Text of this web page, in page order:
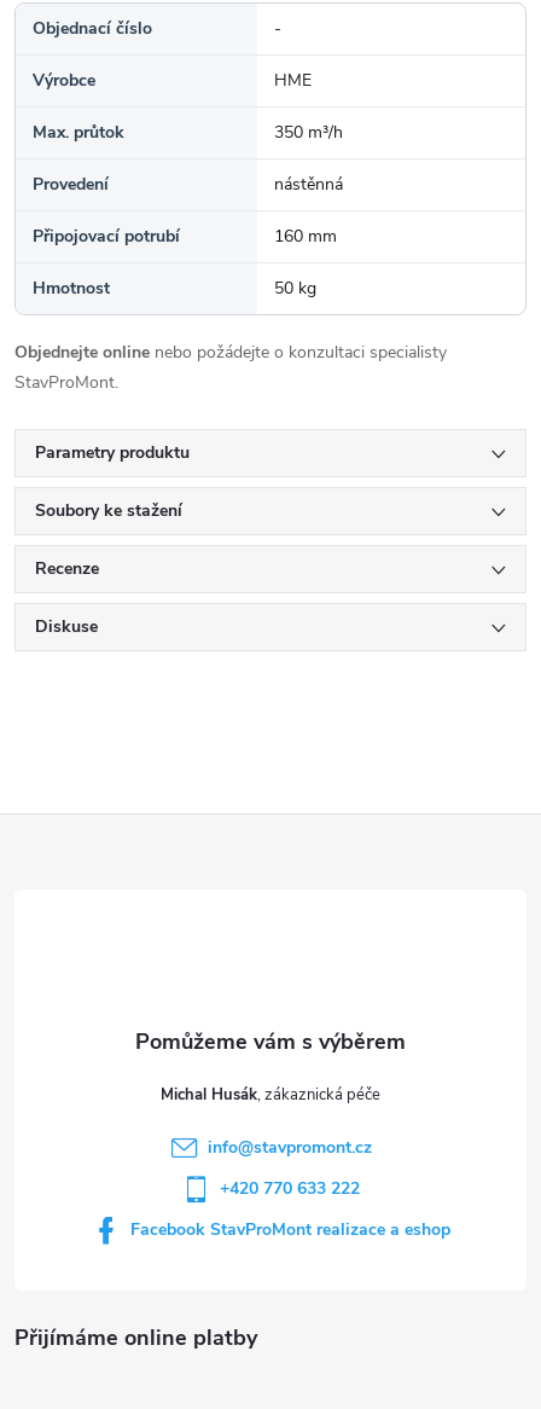
Objednací číslo -
Výrobce HME
Max. průtok 350 m³/h
Provedení nástěnná
Připojovací potrubí 160 mm
Hmotnost 50 kg
Objednejte online nebo požádejte o konzultaci specialisty
StavProMont.
Parametry produktu
Soubory ke stažení
Recenze
Diskuse
Přijímáme online platby
Michal Husák
info@stavpromont.cz
+420 770 633 222
Facebook StavProMont realizace a eshop